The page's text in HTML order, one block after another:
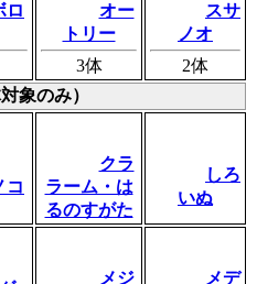
ロ
オー
トリー
3体
スサ
ノオ
2体
象のみ）
コ
クラ
ラーム・は
るのすがた
しろ
いぬ
メジ
メデ